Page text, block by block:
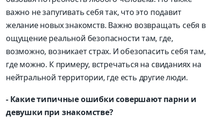
важно не запугивать себя так, что это подавит
желание новых знакомств. Важно возвращать себя в
ощущение реальной безопасности там, где,
возможно, возникает страх. И обезопасить себя там,
где можно. К примеру, встречаться на свиданиях на
нейтральной территории, где есть другие люди.
- Какие типичные ошибки совершают парни и
девушки при знакомстве?